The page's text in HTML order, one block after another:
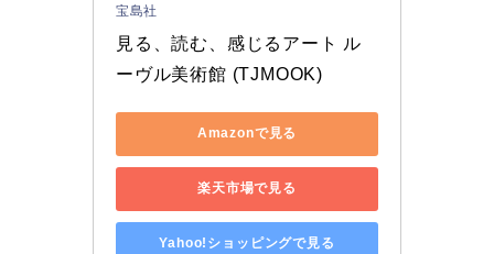
宝島社
見る、読む、感じるアート ル
ーヴル美術館 (TJMOOK)
Amazonで見る
楽天市場で見る
Yahoo!ショッピングで見る